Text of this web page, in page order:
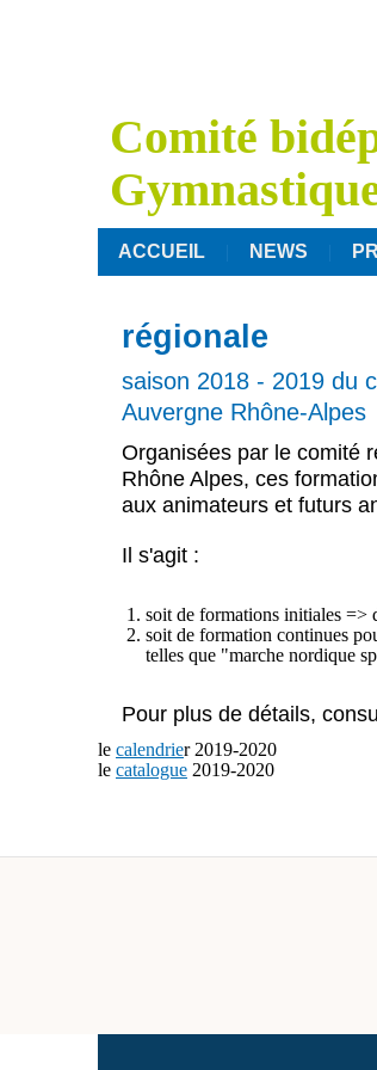
Comité
ACCUEIL NEWS
régionale
saison 2018 - 2019 du
Auvergne Rhône-Alpes
Organisées par le comité
Rhône Alpes, ces
aux animateurs et futurs
Il s'agit :
soit de formations initiales =>
soit de formation continues
telles que "marche nordique
Pour plus de détails,
le calendrier 2019-2020
le catalogue 2019-2020